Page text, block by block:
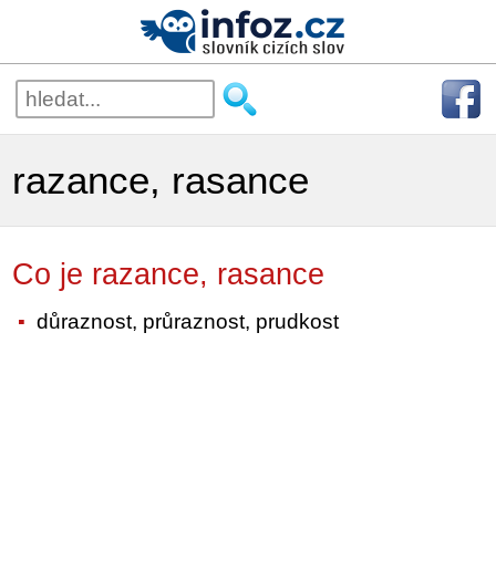
razance, rasance
Co je razance, rasance
důraznost, průraznost, prudkost